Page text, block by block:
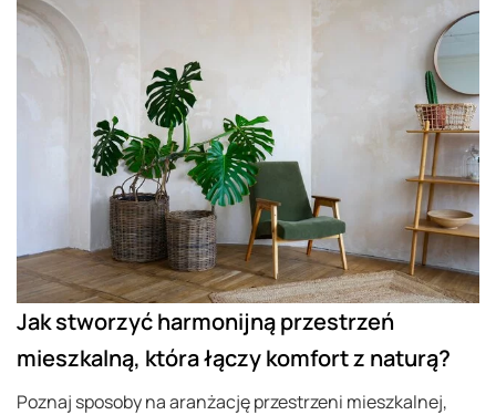
Jak stworzyć harmonijną przestrzeń
mieszkalną, która łączy komfort z naturą?
Poznaj sposoby na aranżację przestrzeni mieszkalnej,